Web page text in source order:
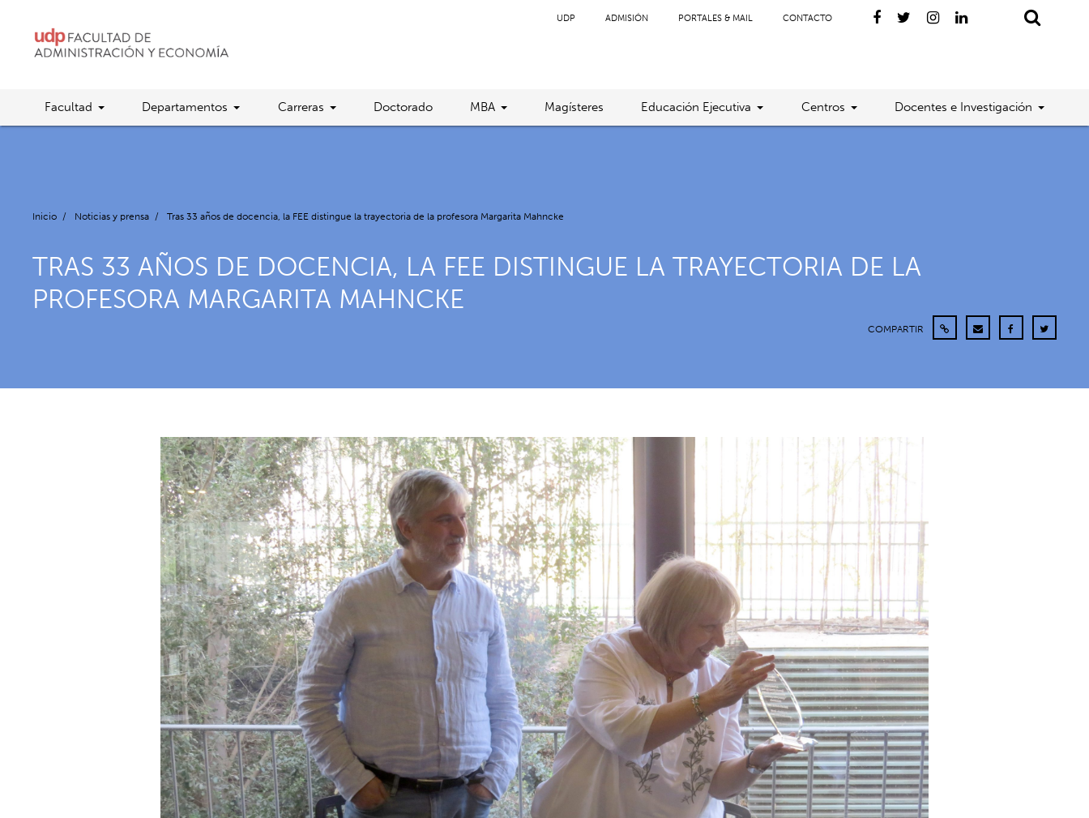
UDP ADMISIÓN PORTALES & MAIL CONTACTO
Facultad Departamentos Carreras Doctorado MBA Magísteres Educación Ejecutiva Centros Docentes e Investigación
Inicio / Noticias y prensa / Tras 33 años de docencia, la FEE distingue la trayectoria de la profesora Margarita Mahncke
TRAS 33 AÑOS DE DOCENCIA, LA FEE DISTINGUE LA TRAYECTORIA DE LA
PROFESORA MARGARITA MAHNCKE
COMPARTIR